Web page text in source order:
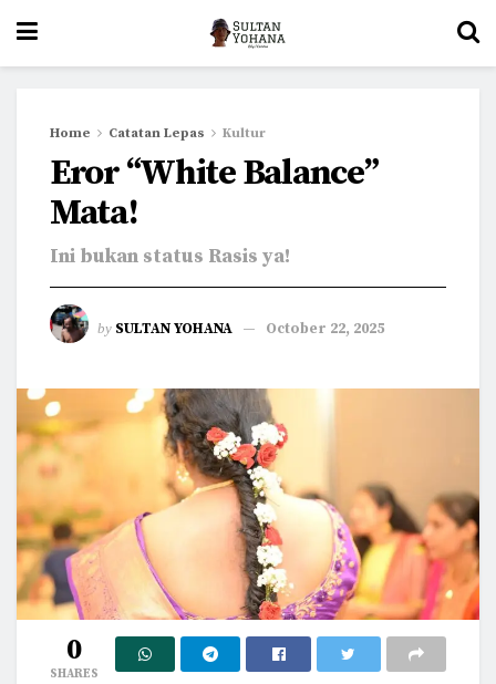
Home Catatan Lepas Kultur
Eror “White Balance”
Mata!
Ini bukan status Rasis ya!
by SULTAN YOHANA October 22, 2025
0
SHARES